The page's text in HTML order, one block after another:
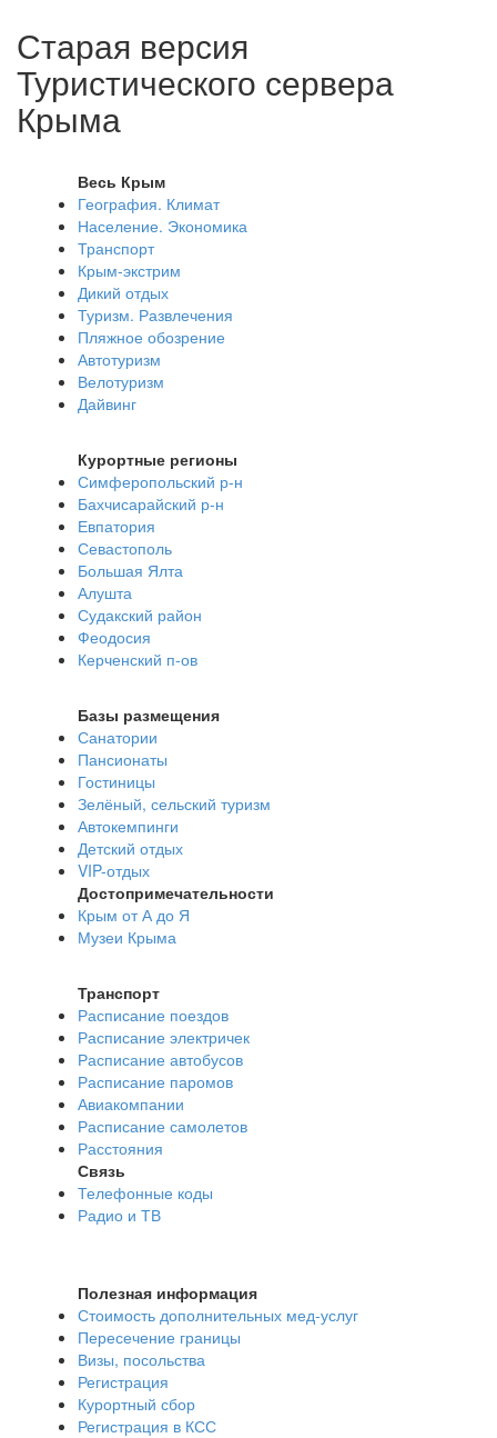
Старая версия
Туристического сервера
Крыма
Весь Крым
География. Климат
Население. Экономика
Транспорт
Крым-экстрим
Дикий отдых
Туризм. Развлечения
Пляжное обозрение
Автотуризм
Велотуризм
Дайвинг
Курортные регионы
Симферопольский р-н
Бахчисарайский р-н
Евпатория
Севастополь
Большая Ялта
Алушта
Судакский район
Феодосия
Керченский п-ов
Базы размещения
Санатории
Пансионаты
Гостиницы
Зелёный, сельский туризм
Автокемпинги
Детский отдых
VIP-отдых
Достопримечательности
Крым от А до Я
Музеи Крыма
Транспорт
Расписание поездов
Расписание электричек
Расписание автобусов
Расписание паромов
Авиакомпании
Расписание самолетов
Расстояния
Связь
Телефонные коды
Радио и ТВ
Полезная информация
Стоимость дополнительных мед-услуг
Пересечение границы
Визы, посольства
Регистрация
Курортный сбор
Регистрация в КСС